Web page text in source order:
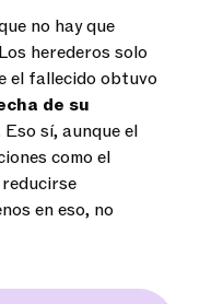
no hay que
herederos solo
el fallecido obtuvo
de su
sí, aunque el
como el
en eso, no